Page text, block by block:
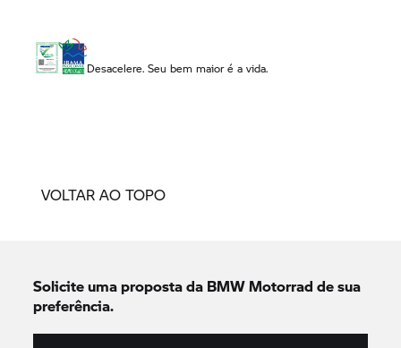
Desacelere. Seu bem maior é a vida.
VOLTAR AO TOPO
Solicite uma proposta da BMW Motorrad de sua
preferência.